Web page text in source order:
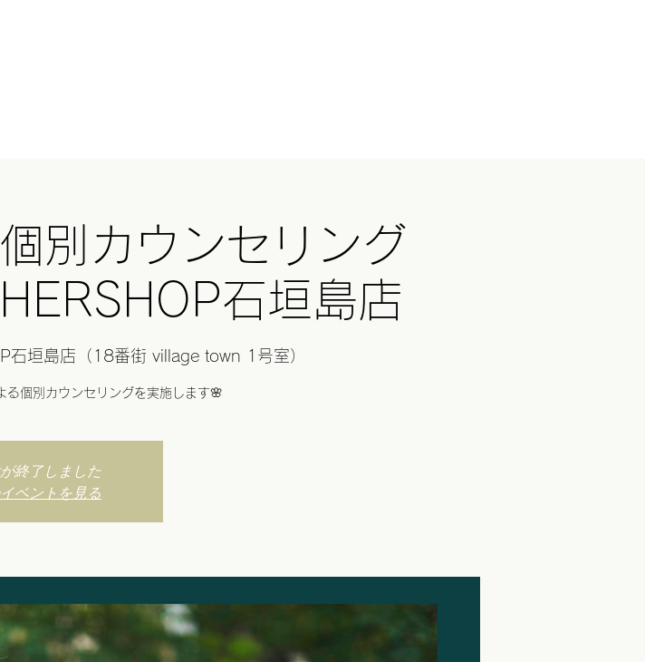
別カウンセリング
石垣島店
石垣島店（18番街 village town 1号室）
る個別カウンセリングを実施します🌸
終了しました
ベントを見る